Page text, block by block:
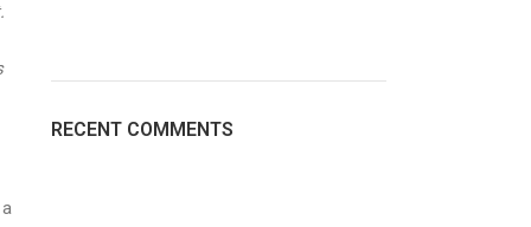
RECENT COMMENTS